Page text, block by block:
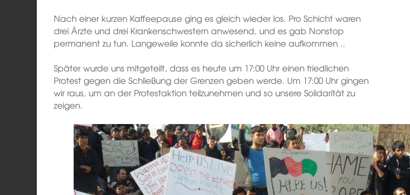
Nach einer kurzen Kaffeepause ging es gleich wieder los. Pro Schicht waren
drei Ärzte und drei Krankenschwestern anwesend, und es gab Nonstop
permanent zu tun. Langeweile konnte da sicherlich keine aufkommen ..
Später wurde uns mitgeteilt, dass es heute um 17:00 Uhr einen friedlichen
Protest gegen die Schließung der Grenzen geben werde. Um 17:00 Uhr gingen
wir raus, um an der Protestaktion teilzunehmen und so unsere Solidarität zu
zeigen.